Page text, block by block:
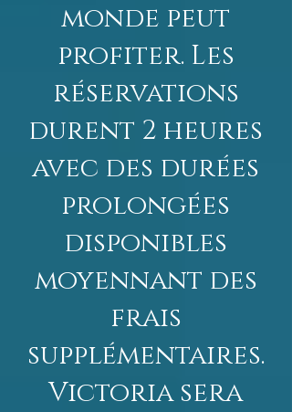
monde peut
profiter. Les
réservations
durent 2 heures
avec des durées
prolongées
disponibles
moyennant des
frais
supplémentaires.
Victoria sera